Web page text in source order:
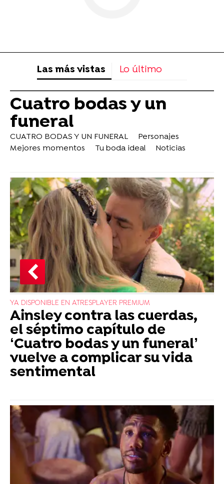
Las más vistas Lo último
Cuatro bodas y un
funeral
CUATRO BODAS Y UN FUNERAL
Personajes
Mejores momentos
Tu boda ideal Noticias
YA DISPONIBLE EN ATRESPLAYER PREMIUM
Ainsley contra las cuerdas,
el séptimo capítulo de
‘Cuatro bodas y un funeral’
vuelve a complicar su vida
sentimental